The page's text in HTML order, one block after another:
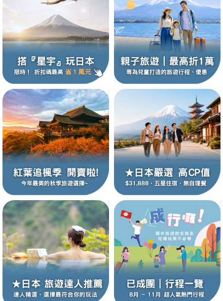
影
城
│
保
住
一
晚
溫
泉
台.
蝦
之
里
工
廠.
常
滑
招
財
日
｜
一
日
自
由
活
動
社.
水
寺
千
光
車.
金
刀
比
羅
宮.1
日
自
動.
採
果.
螃
蟹.
燒
肉
六
台
一
由
活
動.
松
島
遊
船.
求
運
~
金
蛇
水
神
社.
溫
鍋
日
｜
三
晚
景
~
松
遊
船
體
驗.
財
運
神
社.AEON
4
日
三
日
遊
五
步
危
船.
一
日
自
由
活
動.
三
井
outlet
日
旅
行
五
日
泉
｜
廣
島
進
出
｜
送
快
速
劵
採
草
日
｜
贈
四
項
快
速
通
｜
保
證
入
住
飯
店
大
奇
岩
國
錦
帶
橋.
米
其
林
~
倉
敷
美
觀
地
區.
道
六
園.
雪
見
舟.
金
箔
體
驗.
草
螃
蟹
美
食.
雙
溫
泉
六
日
大
吟
牛
吃
到
飽.
五
星
威
斯
汀.
泉
百
選
五
日
｜
不
進
一
晚
兩
晚
萬
豪
旗
下
飯
店
啡.
大
螃
泉
六
日
驗.
酒
美
三
大
食
六
日
星
+一
泉
飛
驒
五
日
｜
四
晚
保
住
留
美
好
回
環
旁
飯
五
日
晚
保
住
節.
三
溫
泉
五
日
街.
烤
仙
貝.
和
牛
涮
涮
鍋
四
連
泊
三
晚
美
溪
糰
子.
日
本
三
大
景
之
島
~
遊
船
體
驗.
財
運
社.AEON
住
慢
瑞
勝
岳
｜
Villas
&
Hotel
店
泉.
讚
龍
麵
五
日
城
日
宮.
敷
美
上
鳥
居
~
嚴
島
神
社.
出
社.
足
立
術
館.
購
酒
香.
泉
五
日
地
美
日
住
怡
喜
登
廠.
滑
招
五
日
｜
一
日
自
由
活
動
嵐
濱
名
船.
牧
之
原
茶
園.
小
國
神
社.
崎
城.
溫
五
日
｜
2程
連
泊
日
五
日
住
東
京
灣
希
爾
頓
｜
尼
加
購
獨
享
價
幡
六
三
晚
公
寓
式
酒
店
知
一
生
~
金
刀
比
羅
宮.
檮
原
町
巡
禮.
大
步
危
遊
船.
村.
驒
高
箔
冰
五
日
灣
爾
頓
十
田
遊
美
食
市
場
五
日
餐.
泉
紅
名
所
入
瀨
溪
流.
弘
前
公
園.
陸
畔
公
園
波
草.3
溫
住
晚
環
飯
店
勝
寺.
漫
日
鍋
日
｜
三
晚
涮
放
題.
泉
五
日
溫
泉
｜
華
航
富
山
船.
飛
牛.
溫
泉
五
日
｜
華
航
富
物
日
見
三
井
outlet
(早
晚)
產
嚴
島
精
華
五
日
麵.
後
溫
日
｜
保
住
小
豆
島
上
溫
店
砂
浴
五
日
岡
城.
溫
日
｜
保
住
萬
怡
隱
社.
兼
園.
冰
見
海
鮮
屋
五
日
｜
店
健
行.
村
五
日
｜
不
進
店
十
和
船.
牛
舌
餐.
溫
泉